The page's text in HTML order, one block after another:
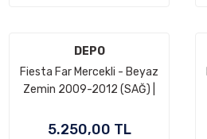
DEPO
Fiesta Far Mercekli - Beyaz
Zemin 2009-2012 (SAĞ) |
5.250,00 TL